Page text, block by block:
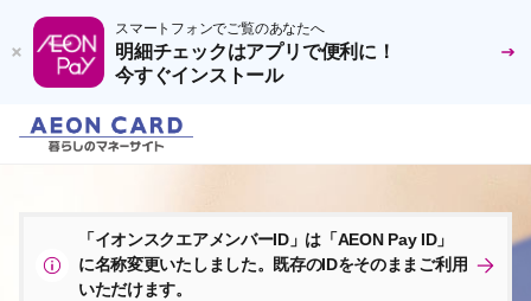
スマートフォンでご覧のあなたへ
明細チェックはアプリで便利に！
今すぐインストール
「イオンスクエアメンバーID」は「AEON Pay ID」
に名称変更いたしました。既存のIDをそのままご利用
いただけます。